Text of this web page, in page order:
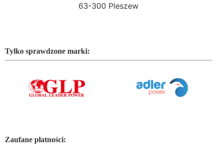
63-300 Pleszew
Tylko sprawdzone marki:
Zaufane płatności: